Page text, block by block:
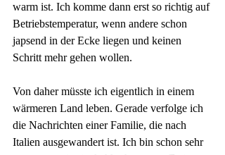
warm ist. Ich komme dann erst so richtig auf
Betriebstemperatur, wenn andere schon
japsend in der Ecke liegen und keinen
Schritt mehr gehen wollen.
Von daher müsste ich eigentlich in einem
wärmeren Land leben. Gerade verfolge ich
die Nachrichten einer Familie, die nach
Italien ausgewandert ist. Ich bin schon sehr